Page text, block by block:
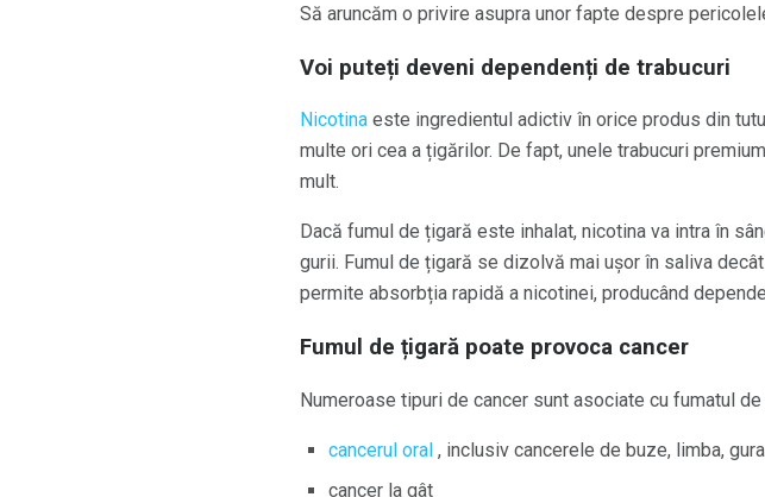
Să aruncăm o privire asupra unor fapte despre
Voi puteți deveni dependenți de trabucuri
Nicotina este ingredientul adictiv în orice produs din
multe ori cea a țigărilor. De fapt, unele trabucuri
mult.
Dacă fumul de țigară este inhalat, nicotina va intra în
gurii. Fumul de țigară se dizolvă mai ușor în saliva
permite absorbția rapidă a nicotinei, producând
Fumul de țigară poate provoca cancer
Numeroase tipuri de cancer sunt asociate cu fumatul de
cancerul oral , inclusiv cancerele de buze, limba,
cancer la gât